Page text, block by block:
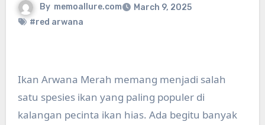
By memoallure.com
March 9, 2025
#red arwana
Ikan Arwana Merah memang menjadi salah
satu spesies ikan yang paling populer di
kalangan pecinta ikan hias. Ada begitu banyak